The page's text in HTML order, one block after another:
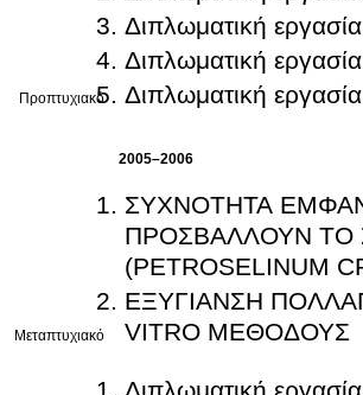
Προπτυχιακό
Διπλωματική εργασία
Διπλωματική εργασία
Διπλωματική εργασία
2005–2006
Μεταπτυχιακό
ΣΥΧΝΟΤΗΤΑ
ΠΡΟΣΒΑΛΛΟΥΝ ΤΟ
(PETROSELINUM
ΕΞΥΓΙΑΝΣΗ
VITRO ΜΕΘΟΔΟΥΣ
Διπλωματική εργασία